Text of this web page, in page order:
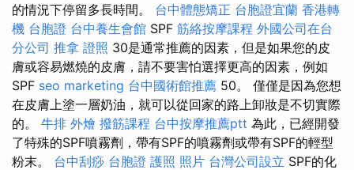
的情況下停留多長時間。 台中體態矯正 台胞證宜蘭 香港轉
機 台胞證 台中養生會館 SPF 筋絡按摩課程 外國公司在台
分公司 推拿 證照 30是通常推薦的因素，但是如果您的皮
膚或容易燃燒的皮膚，請不要害怕選擇更高的因素，例如
SPF seo marketing 台中國術館推薦 50。 僅僅是因為您想
在皮膚上塗一層奶油，就可以從回家的路上卸妝是不切實際
的。 牛排 外燴 撥筋課程 台中按摩推薦ptt 為此，已經開發
了特殊的SPF噴霧劑，帶有SPF的噴霧劑或帶有SPF的輕型
粉末。 台中刮痧 台胞證 護照 照片 台灣公司設立 SPF的化